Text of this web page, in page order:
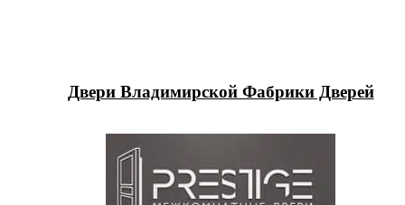
Двери Владимирской Фабрики Дверей